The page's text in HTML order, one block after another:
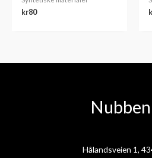
kr80
Hålandsveien 1,